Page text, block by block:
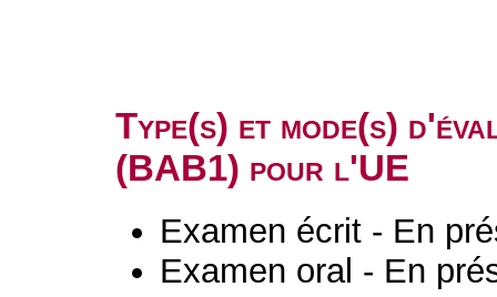
Type(s) et mode(s)
(BAB1) pour l'UE
Examen écrit - En
Examen oral - En